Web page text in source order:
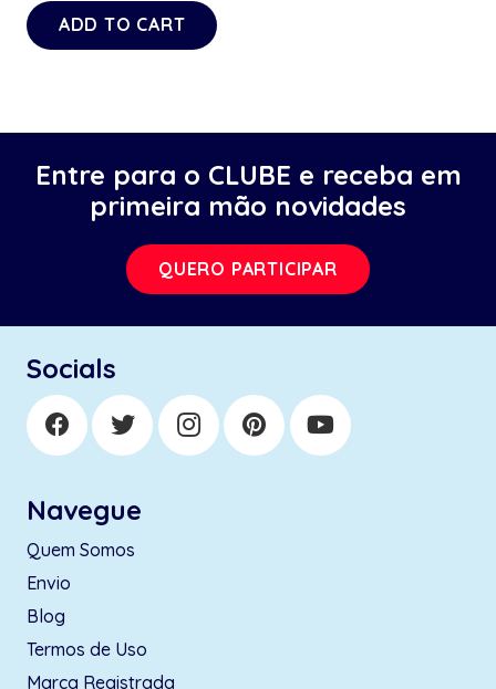
ADD TO CART
Entre para o CLUBE e receba em
primeira mão novidades
QUERO PARTICIPAR
Socials
Navegue
Quem Somos
Envio
Blog
Termos de Uso
Marca Registrada